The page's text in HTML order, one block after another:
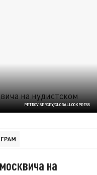
PETROV SERGEY/GLOBALLOOKPRESS
на